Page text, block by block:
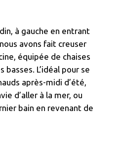
à gauche en entrant
avons fait creuser
équipée de chaises
L’idéal pour se
après-midi d’été,
d’aller à la mer, ou
bain en revenant de